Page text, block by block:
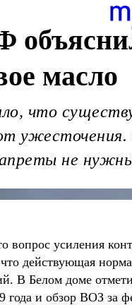
масло
что
не
вопрос усиления
действующая
В Белом доме
года и обзор ВОЗ за